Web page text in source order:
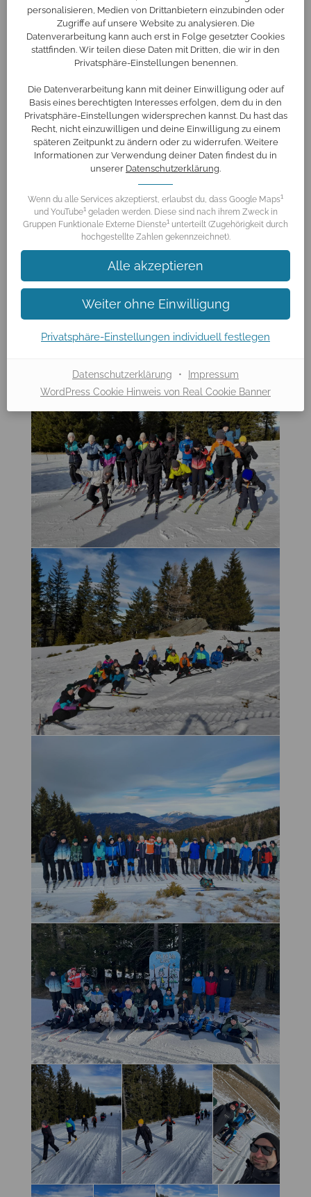
personalisieren, Medien von Drittanbietern einzubinden oder
Zugriffe auf unsere Website zu analysieren. Die
Datenverarbeitung kann auch erst in Folge gesetzter Cookies
stattfinden. Wir teilen diese Daten mit Dritten, die wir in den
Privatsphäre-Einstellungen benennen.
Die Datenverarbeitung kann mit deiner Einwilligung oder auf
Basis eines berechtigten Interesses erfolgen, dem du in den
Privatsphäre-Einstellungen widersprechen kannst. Du hast das
Recht, nicht einzuwilligen und deine Einwilligung zu einem
späteren Zeitpunkt zu ändern oder zu widerrufen. Weitere
Informationen zur Verwendung deiner Daten findest du in
unserer Datenschutzerklärung.
Wenn du alle Services akzeptierst, erlaubst du, dass Google Maps1
und YouTube1geladen werden. Diese sind nach ihrem Zweck in
Gruppen Funktionale Externe Dienste1 unterteilt (Zugehörigkeit durch
hochgestellte Zahlen gekennzeichnet).
Alle akzeptieren
Weiter ohne Einwilligung
Privatsphäre-Einstellungen individuell festlegen
Datenschutzerklärung •
Impressum
WordPress Cookie Hinweis von Real Cookie Banner